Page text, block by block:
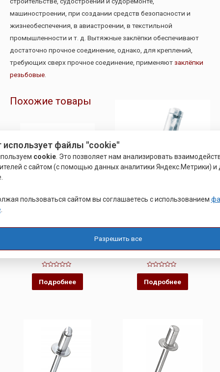
машиностроении, при создании средств безопасности и
жизнеобеспечения, в авиастроении, в текстильной
промышленности и т. д. Вытяжные заклёпки обеспечивают
достаточно прочное соединение, однако, для креплений,
требующих сверх прочное соединение, применяютзаклёпки
резьбовые.
Похожие товары
ЗАКЛЕПКА ВЫТЯЖНАЯ
ЗАКЛЁПКА ОТКРЫТОГО ТИПА
Оценка
из
Подробнее
ЗАКЛЕПКА ВЫТЯЖНАЯ
ЗАКЛЁПКА ВЫТЯЖНАЯ
Оценка
из
Подробнее
использует файлы "cookie"
cookie. Это позволяет нам анализировать
с сайтом (с помощью данных аналитики Яндекс.Метрики) и
пользоваться сайтом вы соглашаетесь с использованием
Разрешить все